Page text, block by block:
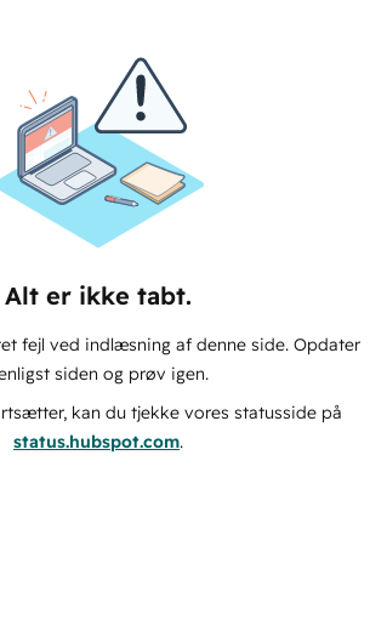
Alt er ikke tabt.
fejl ved indlæsning af denne side. Opdater
siden og prøv igen.
kan du tjekke vores statusside på
status.hubspot.com.